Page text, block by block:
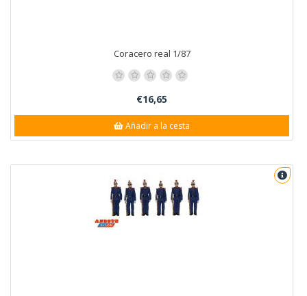
Coracero real 1/87
€16,65
Añadir a la cesta